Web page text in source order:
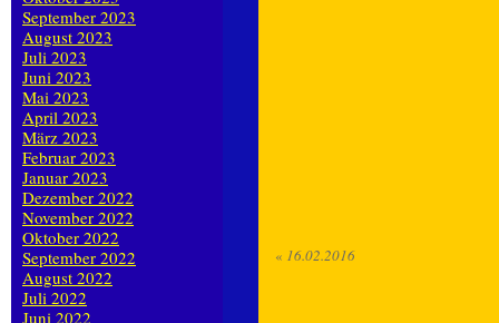
« 16.02.2016
September 2023
August 2023
Juli 2023
Juni 2023
Mai 2023
April 2023
März 2023
Februar 2023
Januar 2023
Dezember 2022
November 2022
Oktober 2022
September 2022
August 2022
Juli 2022
Juni 2022